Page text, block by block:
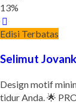
13%
Edisi Terbatas
Selimut
Design motif
tidur Anda. 🌟